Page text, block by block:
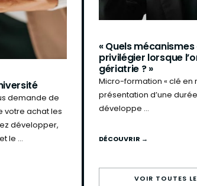
demande de
votre achat les
développer,
le ...
« Quels
privilégier lorsque
gériatrie ? »
Micro-formation « clé en
présentation d’une
développe ...
DÉCOUVRIR →
VOIR TOUTES